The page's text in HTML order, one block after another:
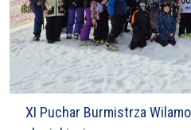
XI Puchar Burmistrza